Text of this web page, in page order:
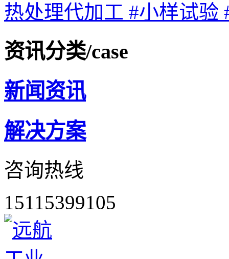
热处理代加工 #小样试验
资讯分类/case
新闻资讯
解决方案
咨询热线
15115399105